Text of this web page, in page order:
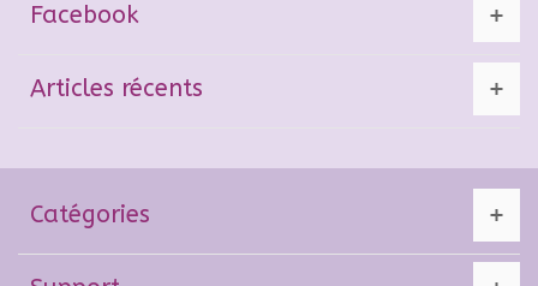
Facebook
Articles récents
Catégories